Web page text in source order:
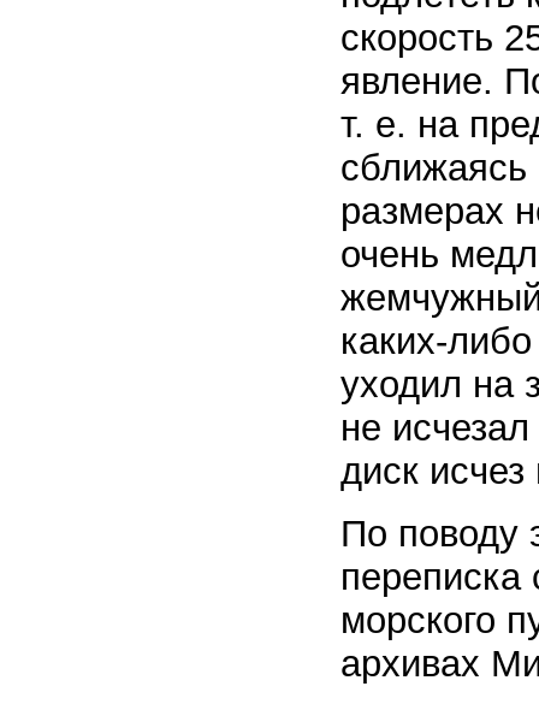
скорость
явление.
т. е. на
сближаясь
размерах
очень
каких-
уходил на
не
диск
По поводу
морского
архивах